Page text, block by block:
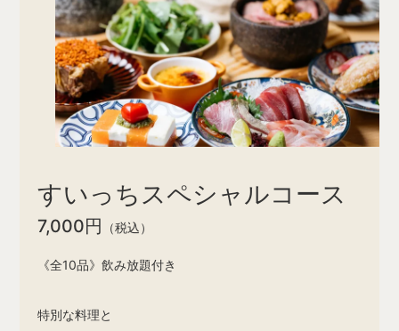
すいっちスペシャルコース
7,000円 （税込）
《全10品》飲み放題付き
特別な料理と